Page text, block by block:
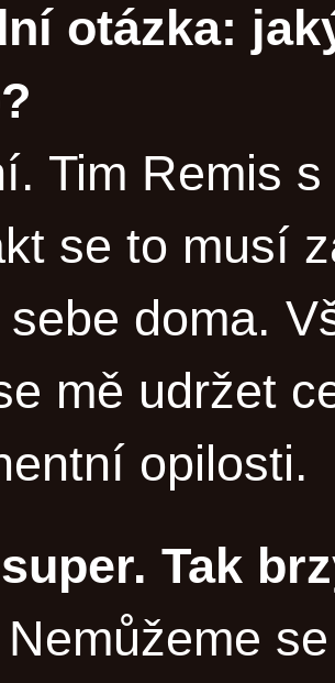
otázka:
Tim Remis
se to musí
sebe doma.
mě udržet
opilosti.
Tak